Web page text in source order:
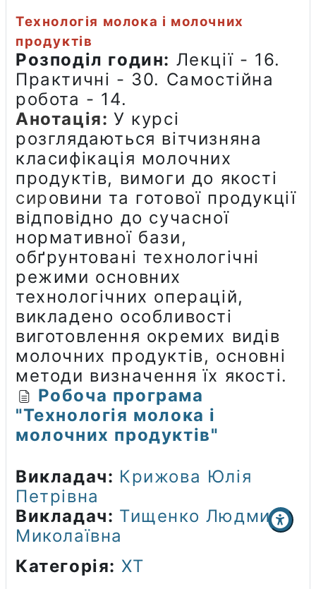
Технологія молока і молочних
продуктів
Розподіл годин: Лекції - 16.
Практичні - 30. Самостійна
робота - 14.
Анотація: У курсі
розглядаються вітчизняна
класифікація молочних
продуктів, вимоги до якості
сировини та готової продукції
відповідно до сучасної
нормативної бази,
обґрунтовані технологічні
режими основних
технологічних операцій,
викладено особливості
виготовлення окремих видів
молочних продуктів, основні
методи визначення їх якості.
Робоча програма
"Технологія молока і
молочних продуктів"
Викладач: Крижова Юлія
Петрівна
Викладач: Тищенко Людмила
Миколаївна
Категорія: ХТ